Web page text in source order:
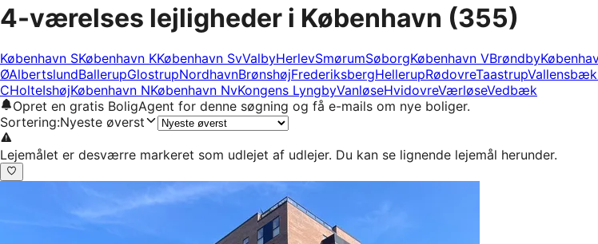
4-værelses lejligheder i København (355)
København SKøbenhavn KKøbenhavn SvValbyHerlevSmørumSøborgKøbenhavn VBrøndby
ØAlbertslundBallerupGlostrupNordhavnBrønshøjFrederiksbergHellerupRødovreTaastrup
CHolteIshøjKøbenhavn NKøbenhavn NvKongens LyngbyVanløseHvidovreVærløseVedbæk
Opret en gratis BoligAgent for denne søgning og få e-mails om nye boliger.
Sortering:Nyeste øverst
Lejemålet er desværre markeret som udlejet af udlejer. Du kan se lignende lejemål herunder.